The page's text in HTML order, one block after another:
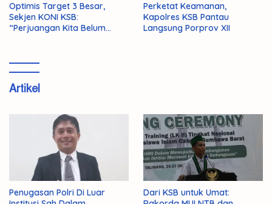
Optimis Target 3 Besar,
Sekjen KONI KSB:
“Perjuangan Kita Belum
Perketat Keamanan,
Kapolres KSB Pantau
Langsung Porprov XII
Artikel
Penugasan Polri Di Luar
Dari KSB untuk Umat: